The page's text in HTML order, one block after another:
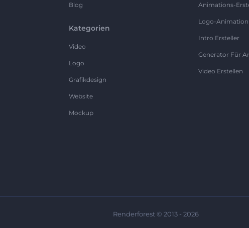
Blog
Kategorien
Video
Logo
Grafikdesign
Website
Mockup
Animations-
Logo-Animation
Intro Ersteller
Generator Für
Video Erstellen
Renderforest © 2013 - 2026